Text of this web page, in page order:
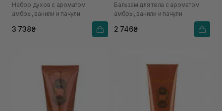
Набор духов с ароматом
амбры, ванили и пачули
3 738₴
300 мл
Бальзам для тела с ароматом
амбры, ванили и пачули
2 746₴